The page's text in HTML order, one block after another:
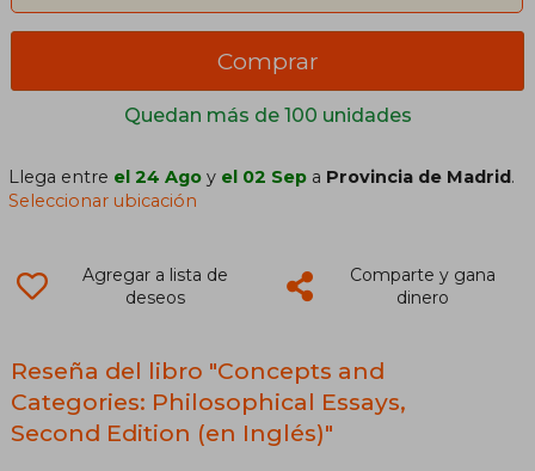
Quedan más de 100 unidades
Comprar
Llega entre el 24 Ago y el 02 Sep a Provincia de Madrid.
Seleccionar ubicación
Agregar a lista de
deseos
Comparte y gana
dinero
Reseña del libro "Concepts and
Categories: Philosophical Essays,
Second Edition (en Inglés)"